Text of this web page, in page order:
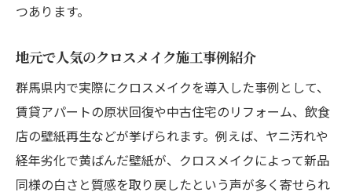
つあります。
地元で人気のクロスメイク施工事例紹介
群馬県内で実際にクロスメイクを導入した事例として、
賃貸アパートの原状回復や中古住宅のリフォーム、飲食
店の壁紙再生などが挙げられます。例えば、ヤニ汚れや
経年劣化で黄ばんだ壁紙が、クロスメイクによって新品
同様の白さと質感を取り戻したという声が多く寄せられ